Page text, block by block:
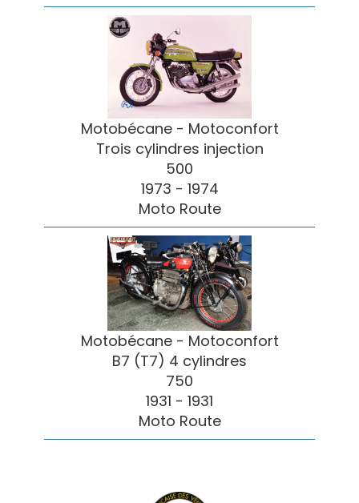
Motobécane - Motoconfort
Trois cylindres injection
500
1973 - 1974
Moto Route
Motobécane - Motoconfort
B7 (T7) 4 cylindres
750
1931 - 1931
Moto Route